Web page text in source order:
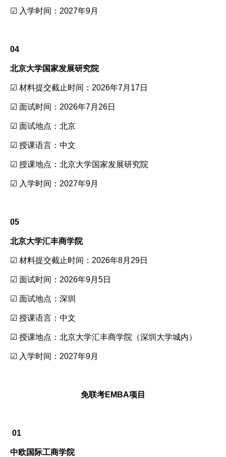
☑ 入学时间：2027年9月
04
北京大学国家发展研究院
☑ 材料提交截止时间：2026年7月17日
☑ 面试时间：2026年7月26日
☑ 面试地点：北京
☑ 授课语言：中文
☑ 授课地点：北京大学国家发展研究院
☑ 入学时间：2027年9月
05
北京大学汇丰商学院
☑ 材料提交截止时间：2026年8月29日
☑ 面试时间：2026年9月5日
☑ 面试地点：深圳
☑ 授课语言：中文
☑ 授课地点：北京大学汇丰商学院（深圳大学城内）
☑ 入学时间：2027年9月
免联考EMBA项目
01
中欧国际工商学院